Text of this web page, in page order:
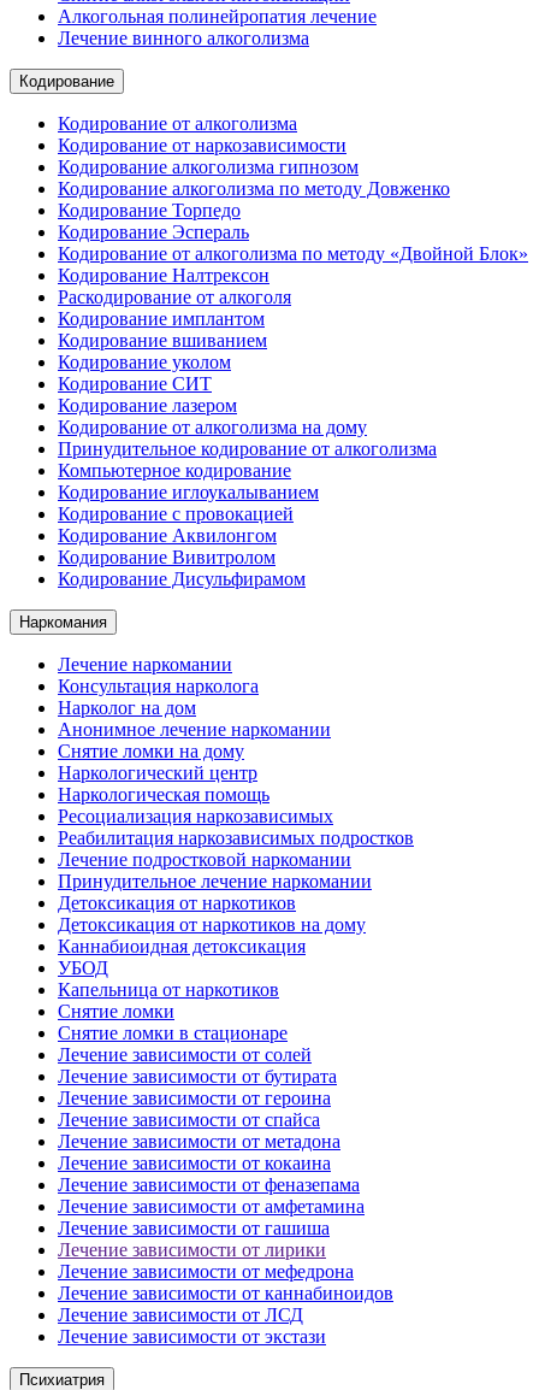
Алкогольная полинейропатия лечение
Лечение винного алкоголизма
Кодирование
Кодирование от алкоголизма
Кодирование от наркозависимости
Кодирование алкоголизма гипнозом
Кодирование алкоголизма по методу Довженко
Кодирование Торпедо
Кодирование Эспераль
Кодирование от алкоголизма по методу «Двойной Блок»
Кодирование Налтрексон
Раскодирование от алкоголя
Кодирование имплантом
Кодирование вшиванием
Кодирование уколом
Кодирование СИТ
Кодирование лазером
Кодирование от алкоголизма на дому
Принудительное кодирование от алкоголизма
Компьютерное кодирование
Кодирование иглоукалыванием
Кодирование с провокацией
Кодирование Аквилонгом
Кодирование Вивитролом
Кодирование Дисульфирамом
Наркомания
Лечение наркомании
Консультация нарколога
Нарколог на дом
Анонимное лечение наркомании
Снятие ломки на дому
Наркологический центр
Наркологическая помощь
Ресоциализация наркозависимых
Реабилитация наркозависимых подростков
Лечение подростковой наркомании
Принудительное лечение наркомании
Детоксикация от наркотиков
Детоксикация от наркотиков на дому
Каннабиоидная детоксикация
УБОД
Капельница от наркотиков
Снятие ломки
Снятие ломки в стационаре
Лечение зависимости от солей
Лечение зависимости от бутирата
Лечение зависимости от героина
Лечение зависимости от спайса
Лечение зависимости от метадона
Лечение зависимости от кокаина
Лечение зависимости от феназепама
Лечение зависимости от амфетамина
Лечение зависимости от гашиша
Лечение зависимости от лирики
Лечение зависимости от мефедрона
Лечение зависимости от каннабиноидов
Лечение зависимости от ЛСД
Лечение зависимости от экстази
Психиатрия